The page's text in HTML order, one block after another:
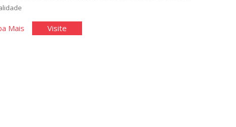
Mais"EdiçãoVisite"Edição